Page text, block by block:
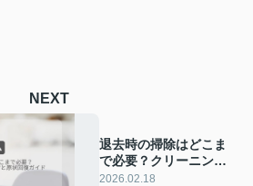
NEXT
退去時の掃除はどこま
で必要？クリーニング
代を安く抑えるコツと
2026.02.18